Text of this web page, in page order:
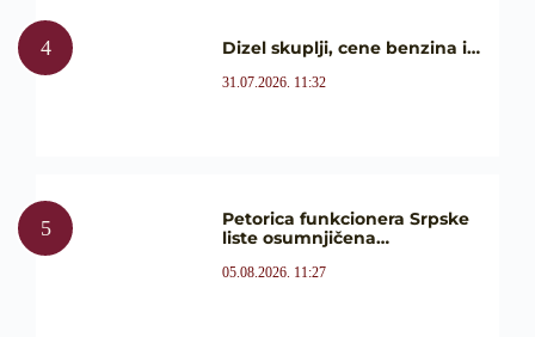
Dizel skuplji, cene benzina i…
31.07.2026. 11:32
Petorica funkcionera Srpske
liste osumnjičena…
05.08.2026. 11:27